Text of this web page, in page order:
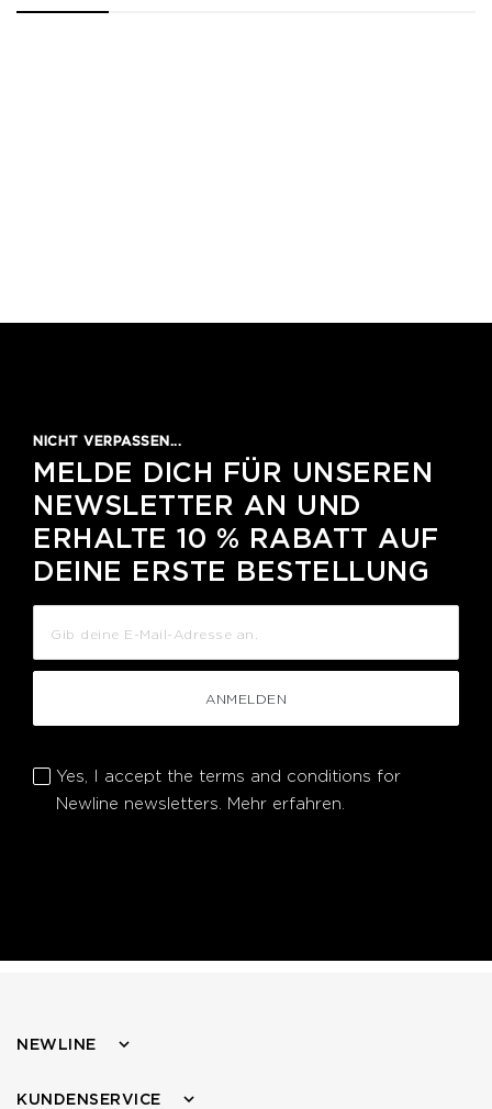
NICHT VERPASSEN...
MELDE DICH FÜR UNSEREN
NEWSLETTER AN UND
ERHALTE 10 % RABATT AUF
DEINE ERSTE BESTELLUNG
ANMELDEN
Yes, I accept the terms and conditions for
Newline newsletters. Mehr erfahren.
NEWLINE
KUNDENSERVICE